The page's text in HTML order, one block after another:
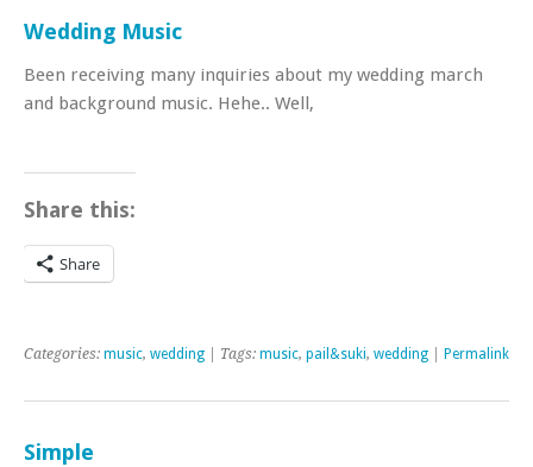
Wedding Music
Been receiving many inquiries about my wedding march
and background music. Hehe.. Well,
Share this:
Share
Categories: music, wedding | Tags: music, pail&suki, wedding Permalink
Simple